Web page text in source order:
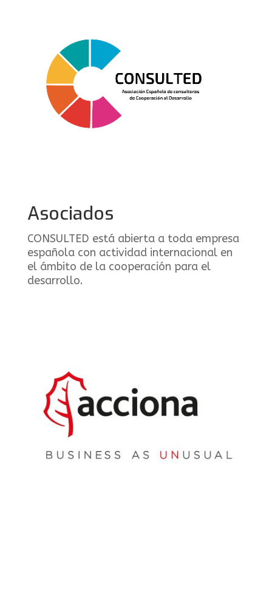
Asociados
CONSULTED está abierta a toda empresa
española con actividad internacional en
el ámbito de la cooperación para el
desarrollo.